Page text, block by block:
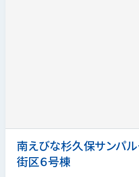
南えびな杉久保サンパ
街区６号棟